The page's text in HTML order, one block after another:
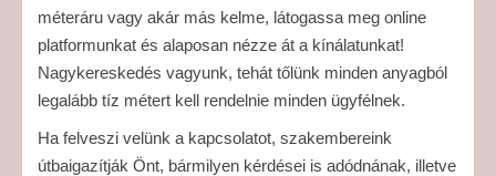
méteráru vagy akár más kelme, látogassa meg online
platformunkat és alaposan nézze át a kínálatunkat!
Nagykereskedés vagyunk, tehát tőlünk minden anyagból
legalább tíz métert kell rendelnie minden ügyfélnek.
Ha felveszi velünk a kapcsolatot, szakembereink
útbaigazítják Önt, bármilyen kérdései is adódnának, illetve